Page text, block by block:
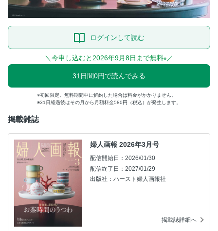
ログインして読む
＼今申し込むと2026年9月8日まで無料※ ／
31日間0円で読んでみる
初回限定。無料期間中に解約した場合は料金がかかりません。
31日経過後はその月から月額料金580円（税込）が発生します。
掲載雑誌
婦人画報 2026年3月号
配信開始日：2026/01/30
配信終了日：2027/01/29
出版社：ハースト婦人画報社
掲載誌詳細へ